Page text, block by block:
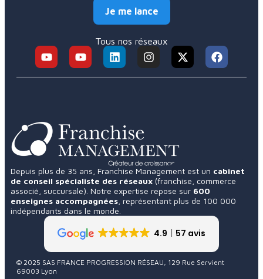
Je me lance
Tous nos réseaux
Depuis plus de 35 ans, Franchise Management est un cabinet
de conseil spécialiste des réseaux (franchise, commerce
associé, succursale). Notre expertise repose sur 600
enseignes accompagnées , représentant plus de 100 000
indépendants dans le monde.
4.9 57 avis
© 2025 SAS FRANCE PROGRESSION RÉSEAU, 129 Rue Servient
69003 Lyon